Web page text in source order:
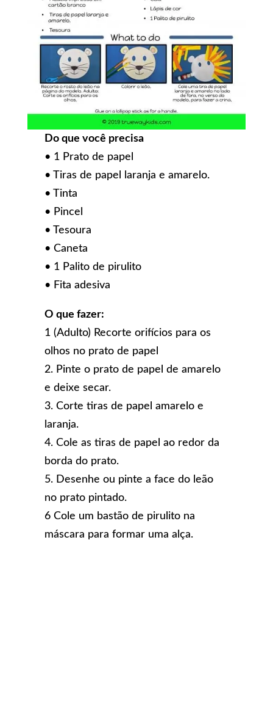
Do que você precisa
• 1 Prato de papel
• Tiras de papel laranja e amarelo.
• Tinta
• Pincel
• Tesoura
• Caneta
• 1 Palito de pirulito
• Fita adesiva
O que fazer:
1 (Adulto) Recorte orifícios para os
olhos no prato de papel
2. Pinte o prato de papel de amarelo
e deixe secar.
3. Corte tiras de papel amarelo e
laranja.
4. Cole as tiras de papel ao redor da
borda do prato.
5. Desenhe ou pinte a face do leão
no prato pintado.
6 Cole um bastão de pirulito na
máscara para formar uma alça.